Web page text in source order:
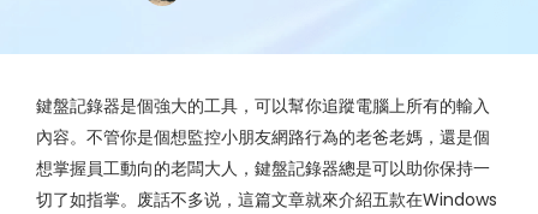
鍵盤記錄器是個強大的工具，可以幫你追蹤電腦上所有的輸入
內容。不管你是個想監控小朋友網路行為的老爸老媽，還是個
想掌握員工動向的老闆大人，鍵盤記錄器總是可以助你保持一
切了如指掌。废話不多说，這篇文章就來介紹五款在Windows